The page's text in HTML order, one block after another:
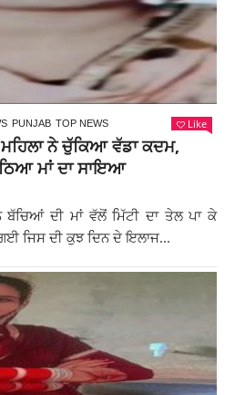
PUNJAB TOP NEWS Like
ਨੇ ਚੁੱਕਿਆ ਵੱਡਾ ਕਦਮ,
ਮਾਂ ਦਾ ਸਾਇਆ
ਦੀ ਮਾਂ ਵੱਲੋਂ ਮਿੱਟੀ ਦਾ ਤੇਲ ਪਾ ਕੇ
ਦੀ ਕੁਝ ਦਿਨ ਦੇ ਇਲਾਜ...